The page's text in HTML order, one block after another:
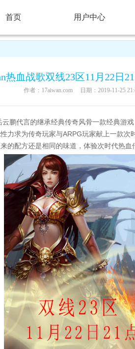
首页 用户中心
热血战歌双线23区11月22日
作者：17aiwan.com 日期：2019-11-25
云鹏代言的继承经典传奇风骨一款经典游
力求为传奇玩家与ARPG玩家献上一款次
的配方还是相同的味道，体验次时代热血